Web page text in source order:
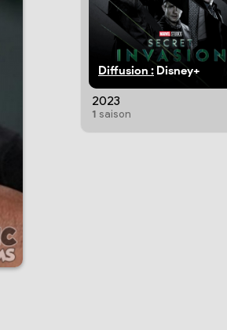
Diffusion : Disney+
2023
1 saison